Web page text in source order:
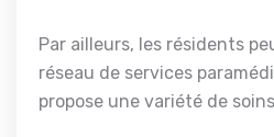
Par ailleurs, les résidents
réseau de services
propose une variété de